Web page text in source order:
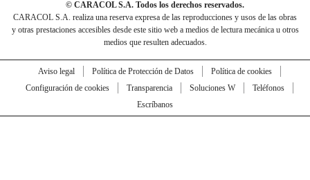
© CARACOL S.A. Todos los derechos reservados.
CARACOL S.A. realiza una reserva expresa de las reproducciones y usos de las obras
y otras prestaciones accesibles desde este sitio web a medios de lectura mecánica u otros
medios que resulten adecuados.
Aviso legal Política de Protección de Datos
Política de cookies
Configuración de cookies
Transparencia Soluciones W
Teléfonos
Escríbanos